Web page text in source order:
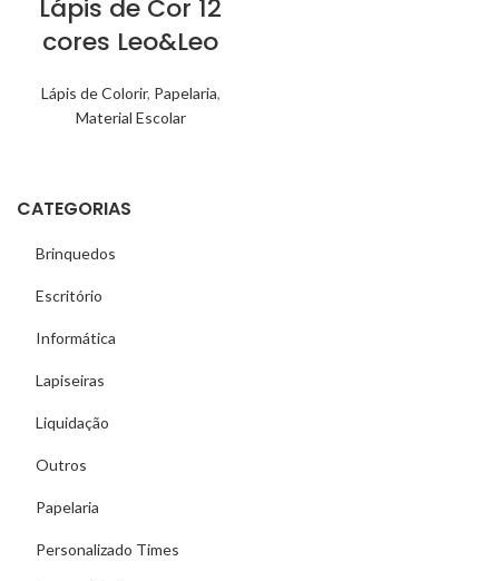
CATEGORIAS
Brinquedos
Escritório
Informática
Lapiseiras
Liquidação
Outros
Papelaria
Personalizado Times
Lápis de Cor 12
cores Leo&Leo
Lápis de Colorir, Papelaria,
Material Escolar